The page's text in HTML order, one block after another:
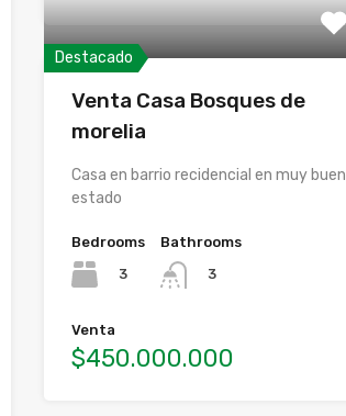
Destacado
Venta Casa Bosques de
morelia
Casa en barrio recidencial en muy buen
estado
Bedrooms
3
Bathrooms
3
Venta
$450.000.000